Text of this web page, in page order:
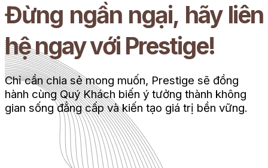
Đừng ngần ngại, hãy liên
hệ ngay với Prestige!
Chỉ cần chia sẻ mong muốn, Prestige sẽ đồng
hành cùng Quý Khách biến ý tưởng thành không
gian sống đẳng cấp và kiến tạo giá trị bền vững.